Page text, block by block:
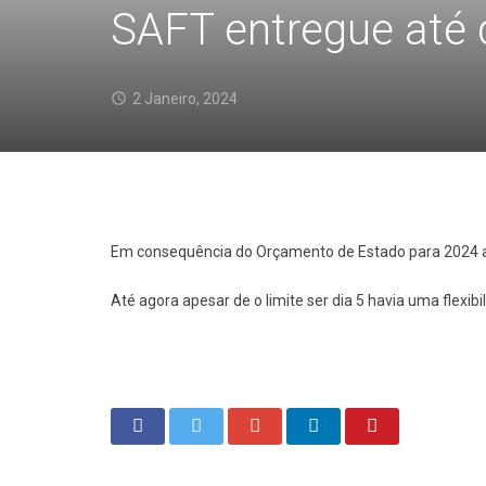
SAFT entregue até
2 Janeiro, 2024
Em consequência do Orçamento de Estado para 2024
Até agora apesar de o limite ser dia 5 havia uma